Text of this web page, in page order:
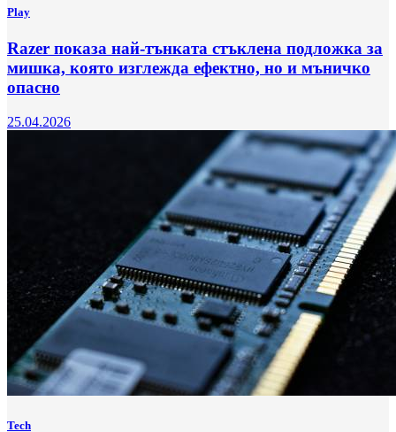
Play
Razer показа най-тънката стъклена подложка за
мишка, която изглежда ефектно, но и мъничко
опасно
25.04.2026
Tech